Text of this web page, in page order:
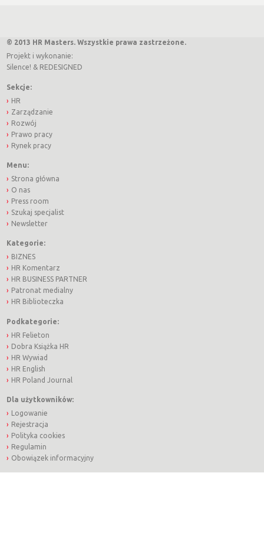
© 2013 HR Masters. Wszystkie prawa zastrzeżone.
Projekt i wykonanie:
Silence! & REDESIGNED
Sekcje:
HR
Zarządzanie
Rozwój
Prawo pracy
Rynek pracy
Menu:
Strona główna
O nas
Press room
Szukaj specjalist
Newsletter
Kategorie:
BIZNES
HR Komentarz
HR BUSINESS PARTNER
Patronat medialny
HR Biblioteczka
Podkategorie:
HR Felieton
Dobra Książka HR
HR Wywiad
HR English
HR Poland Journal
Dla użytkowników:
Logowanie
Rejestracja
Polityka cookies
Regulamin
Obowiązek informacyjny